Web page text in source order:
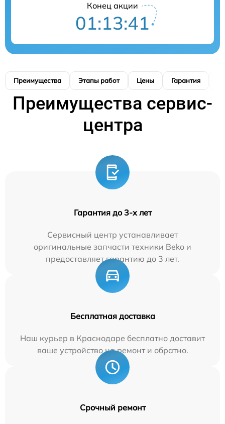
Конец акции
01:13:40
Преимущества Этапы работ Цены Гарантия
Преимущества сервис-
центра
Гарантия до 3-х лет
Сервисный центр устанавливает
оригинальные запчасти техники Beko и
предоставляет гарантию до 3 лет.
Бесплатная доставка
Наш курьер в Краснодаре бесплатно доставит
ваше устройство на ремонт и обратно.
Срочный ремонт